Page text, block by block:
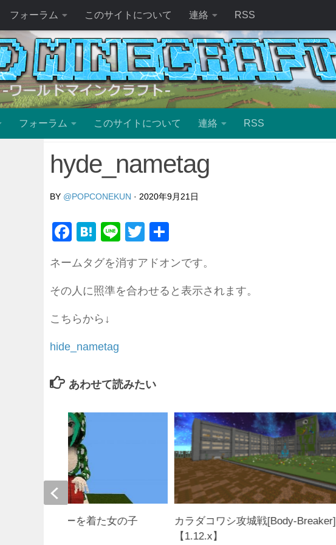
フォーラム このサイトについて 連絡 RSS
フォーラム このサイトについて 連絡 RSS
hyde_nametag
BY @POPCONEKUN · 2020年9月21日
Facebook
Hatena
LineTwitter
ネームタグを消すアドオンです。
その人に照準を合わせると表示されます。
こちらから↓
hide_nametag
あわせて読みたい
カラダコワシ攻城戦[Body-Breaker]
【1.12.x】
クリーパーカーを着た女の子